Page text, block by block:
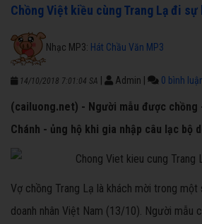
Chồng Việt kiều cùng Trang Lạ đi sự
Nhạc MP3: Hát Chầu Văn MP3
14/10/2018 7:01:04 SA Admin 0 bình
(cailuong.net) - Người mẫu được chồng
Chánh - ủng hộ khi gia nhập câu lạc bộ
Vợ chồng Trang Lạ là khách mời trong một
doanh nhân Việt Nam (13/10). Người mẫu